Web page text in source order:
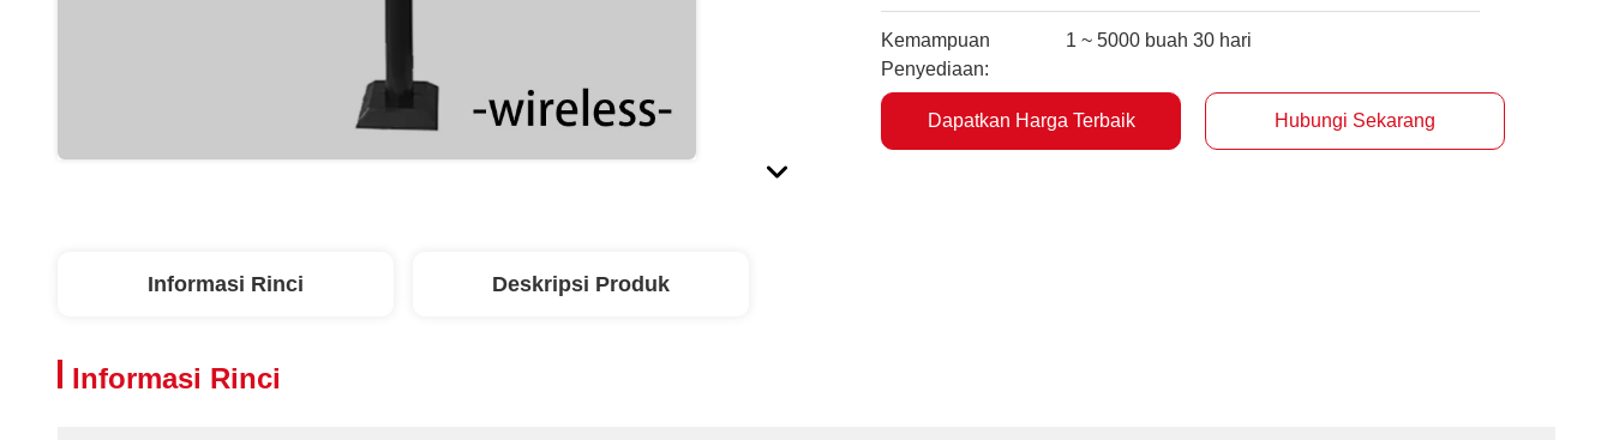
Kemampuan
Penyediaan:
1 ~ 5000 buah 30 hari
Dapatkan Harga Terbaik Hubungi Sekarang
Informasi Rinci Deskripsi Produk
Informasi Rinci